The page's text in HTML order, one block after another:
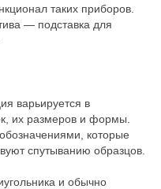
таких приборов.
— подставка для
варьируется в
их размеров и формы.
которые
спутыванию образцов.
и обычно